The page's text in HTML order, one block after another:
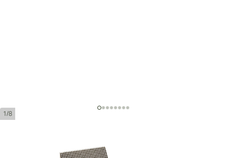
1/8
Cohiba Medio Siglo Tubo